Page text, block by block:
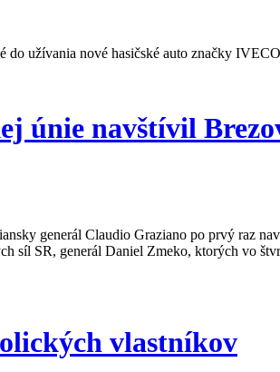
do užívania nové hasičské auto značky
únie navštívil
generál Claudio Graziano po prvý raz
síl SR, generál Daniel Zmeko, ktorých vo
vlastníkov